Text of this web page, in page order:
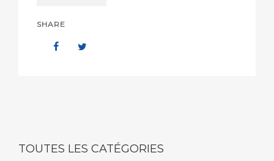
SHARE
TOUTES LES CATÉGORIES